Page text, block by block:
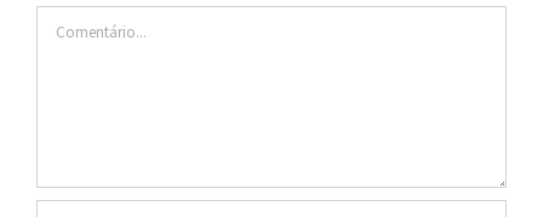
Comentário